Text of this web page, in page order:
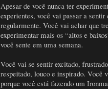
Apesar de você nunca ter
experientes, você vai passar a
regularmente. Você vai achar que
experimentar mais os “altos e
você sente em uma semana.
Você vai se sentir excitado,
respeitado, louco e inspirado. Você
porque você está fazendo um